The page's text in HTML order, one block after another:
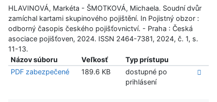
HLAVINOVÁ, Markéta - ŠMOTKOVÁ, Michaela. Soudní dvůr
zamíchal kartami skupinového pojištění. In Pojistný obzor :
odborný časopis českého pojišťovnictví. - Praha : Česká
asociace pojišťoven, 2024. ISSN 2464-7381, 2024, č. 1, s.
11-13.
Názov súboru
Veľkosť
Typ prístupu
PDF zabezpečené
189.6 KB
dostupné po
prihlásení